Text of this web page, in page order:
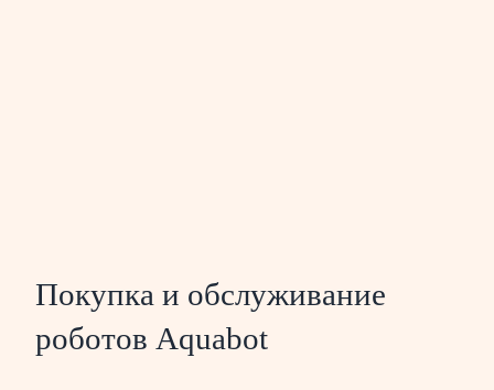
Покупка и обслуживание
роботов Aquabot